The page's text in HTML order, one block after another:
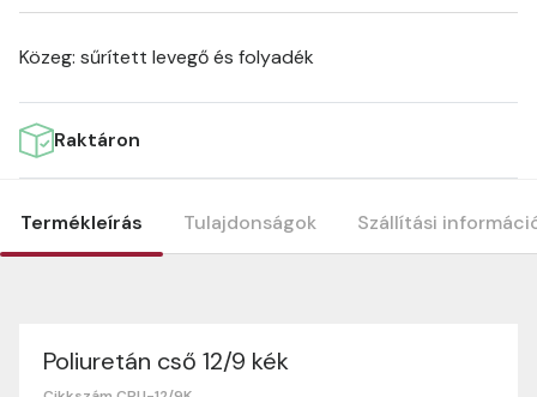
Közeg: sűrített levegő és folyadék
Raktáron
Termékleírás Tulajdonságok Szállítási
Poliuretán cső 12/9 kék
Termék tulajdonságok
Szállítási információk